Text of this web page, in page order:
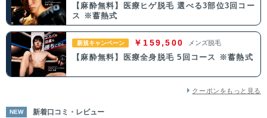
【麻酔無料】医療ヒゲ脱毛 選べる3部位3回コー
ス ※蓄熱式
新規キャンペーン ￥159,500 メンズ脱毛
【麻酔無料】医療全身脱毛 5回コース ※蓄熱式
クーポンをもっと見る
NEW 新着口コミ・レビュー
奈良県 三重県 和歌山県
中国・四国
鳥取県